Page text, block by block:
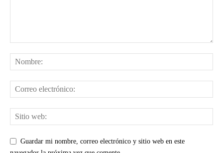
Guardar mi nombre, correo electrónico y sitio web en este